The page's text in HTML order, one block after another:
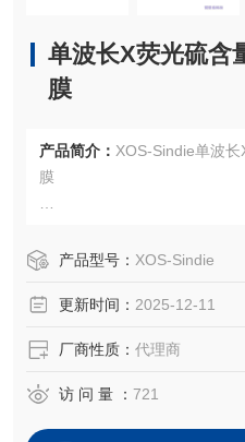
单波长X荧光硫含
膜
产品简介： XOS-Sindie单波
膜
美国Chemplex是X射线荧光
用于适用于以下等各品牌的X
产品型号： XOS-Sindie
更新时间： 2025-12-11
厂商性质： 代理商
访 问 量 ： 721